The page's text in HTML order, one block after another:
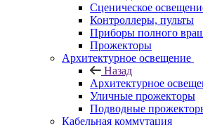
Сценическое
Контроллеры, пульты
Приборы полного
Прожекторы
Архитектурное освещение
Назад
Архитектурное
Уличные прожекторы
Подводные
Кабельная коммутация